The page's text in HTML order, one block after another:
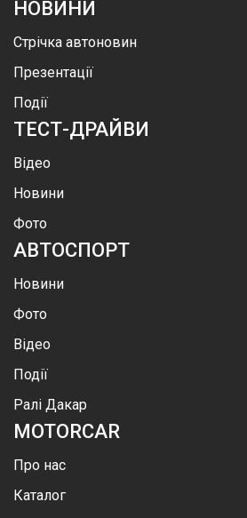
НОВИНИ
Стрічка автоновин
Презентації
Події
ТЕСТ-ДРАЙВИ
Відео
Новини
Фото
АВТОСПОРТ
Новини
Фото
Відео
Події
Ралі Дакар
MOTORCAR
Про нас
Каталог